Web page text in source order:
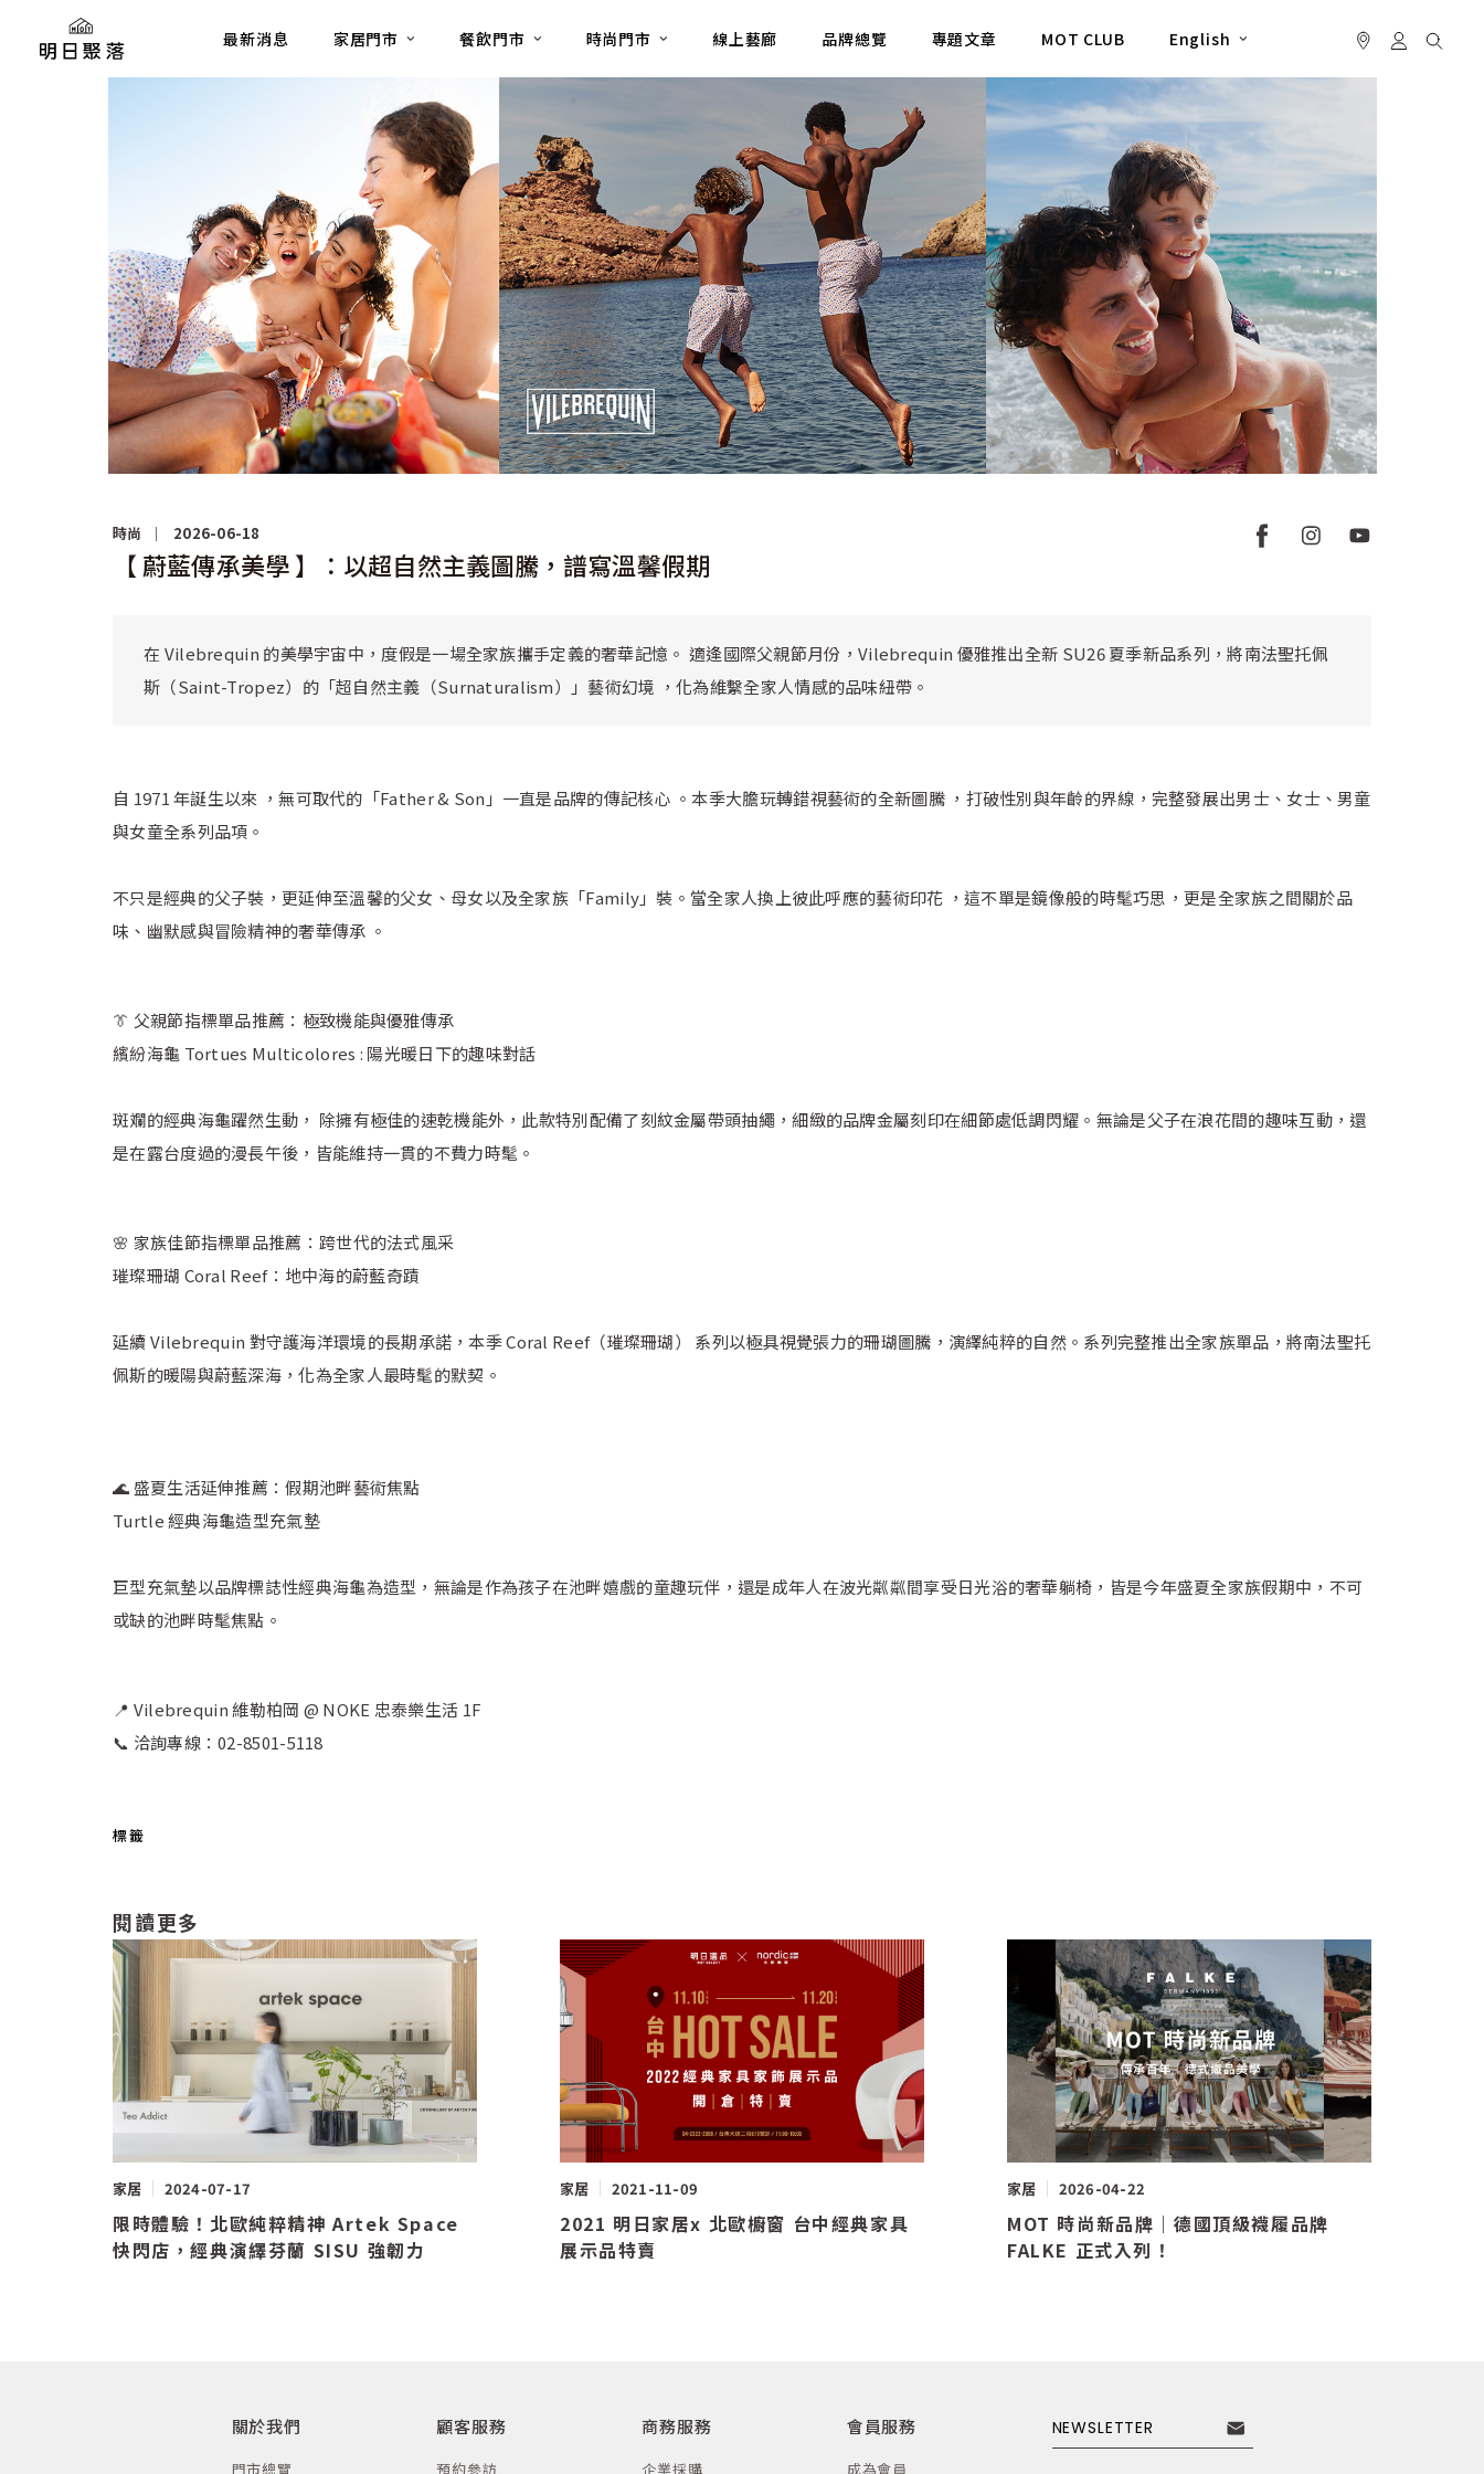
訂閱電子報
最新消息 家居門市 餐飲門市 時尚門市 線上藝廊 品牌總覽 專題文章 MOT CLUB English
時尚 2026-06-18
【 蔚藍傳承美學 】：以超自然主義圖騰，譜寫溫馨假期
在 Vilebrequin 的美學宇宙中，度假是一場全家族攜手定義的奢華記憶。 適逢國際父親節月份，Vilebrequin 優雅推出全新 SU26 夏季新品系列，將南法聖托佩
斯（Saint-Tropez）的「超自然主義（Surnaturalism）」藝術幻境 ，化為維繫全家人情感的品味紐帶。
自 1971 年誕生以來 ，無可取代的「Father & Son」一直是品牌的傳記核心 。本季大膽玩轉錯視藝術的全新圖騰 ，打破性別與年齡的界線，完整發展出男士、女士、男童
與女童全系列品項。
不只是經典的父子裝，更延伸至溫馨的父女、母女以及全家族「Family」裝。當全家人換上彼此呼應的藝術印花 ，這不單是鏡像般的時髦巧思，更是全家族之間關於品
味、幽默感與冒險精神的奢華傳承 。
👔 父親節指標單品推薦：極致機能與優雅傳承
繽紛海龜 Tortues Multicolores : 陽光暖日下的趣味對話
斑斕的經典海龜躍然生動， 除擁有極佳的速乾機能外，此款特別配備了刻紋金屬帶頭抽繩，細緻的品牌金屬刻印在細節處低調閃耀。無論是父子在浪花間的趣味互動，還
是在露台度過的漫長午後，皆能維持一貫的不費力時髦。
🌸 家族佳節指標單品推薦：跨世代的法式風采
璀璨珊瑚 Coral Reef：地中海的蔚藍奇蹟
延續 Vilebrequin 對守護海洋環境的長期承諾，本季 Coral Reef（璀璨珊瑚） 系列以極具視覺張力的珊瑚圖騰，演繹純粹的自然。系列完整推出全家族單品，將南法聖托
佩斯的暖陽與蔚藍深海，化為全家人最時髦的默契。
🌊 盛夏生活延伸推薦：假期池畔藝術焦點
Turtle 經典海龜造型充氣墊
巨型充氣墊以品牌標誌性經典海龜為造型，無論是作為孩子在池畔嬉戲的童趣玩伴，還是成年人在波光粼粼間享受日光浴的奢華躺椅，皆是今年盛夏全家族假期中，不可
或缺的池畔時髦焦點。
📍 Vilebrequin 維勒柏岡 @ NOKE 忠泰樂生活 1F
📞 洽詢專線：02-8501-5118
標籤
閱讀更多
家居 2024-07-17
限時體驗！北歐純粹精神 Artek Space
快閃店，經典演繹芬蘭 SISU 強韌力
家居 2021-11-09
2021 明日家居x 北歐櫥窗 台中經典家具
展示品特賣
家居 2026-04-22
MOT 時尚新品牌｜德國頂級襪履品牌
FALKE 正式入列！
關於我們
門市總覽
顧客服務
預約參訪
商務服務
企業採購
會員服務
成為會員
NEWSLETTER